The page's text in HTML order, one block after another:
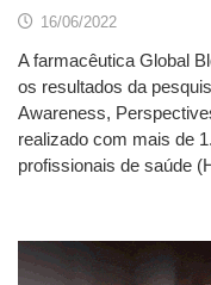
16/06/2022
A farmacêutica Global
os resultados da
Awareness,
realizado com mais de
profissionais de saúde